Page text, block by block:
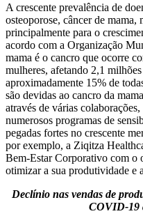
A crescente prevalência de
osteoporose, câncer de mama,
principalmente para o
acordo com a Organização
mama é o cancro que ocorre
mulheres, afetando 2,1
aproximadamente 15% de
são devidas ao cancro da
através de várias
numerosos programas de
pegadas fortes no crescente
por exemplo, a Ziqitza
Bem-Estar Corporativo com o
otimizar a sua produtividade e
Declínio nas vendas de
COVID-19